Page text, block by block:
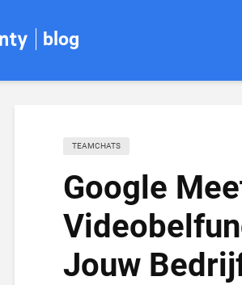
blog
TEAMCHATS
Google
Jouw